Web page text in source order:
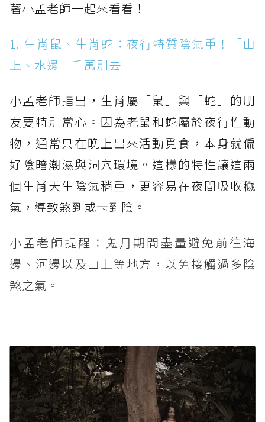
著小孟老師一起來看看！
1. 生肖鼠、生肖蛇：夜行特質陰氣重！「山
上、水邊」千萬別去
小孟老師指出，生肖屬「鼠」與「蛇」的朋
友要特別當心。因為老鼠和蛇屬於夜行性動
物，通常只在晚上出來活動覓食，本身就偏
好陰暗潮濕與洞穴環境。這樣的特性讓這兩
個生肖天生陰氣稍重，更容易在夜間吸收穢
氣，導致煞到或卡到陰。
小孟老師提醒：鬼月期間盡量避免前往海
邊、河邊以及山上等地方，以免接觸過多陰
煞之氣。